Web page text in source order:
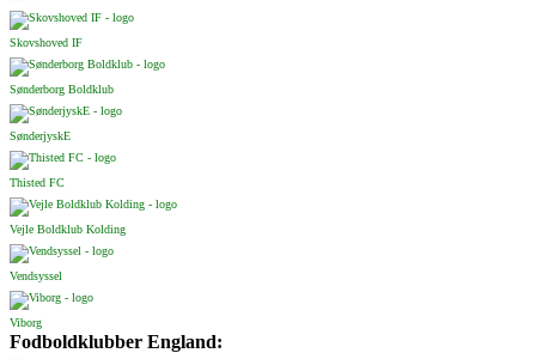
Skovshoved IF
Sønderborg Boldklub
SønderjyskE
Thisted FC
Vejle Boldklub Kolding
Vendsyssel
Viborg
Fodboldklubber England: